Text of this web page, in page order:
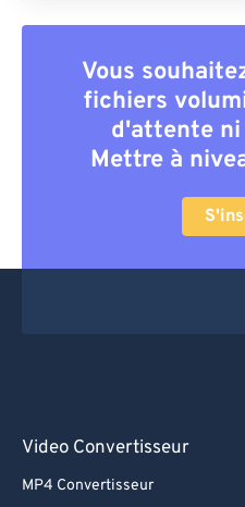
Vous
fichiers
d'attente
Mettre à
Video Convertisseur
MP4 Convertisseur